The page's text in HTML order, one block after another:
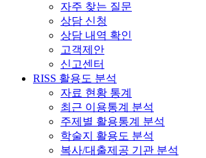
자주 찾는 질문
상담 신청
상담 내역 확인
고객제안
신고센터
RISS 활용도 분석
자료 현황 통계
최근 이용통계 분석
주제별 활용통계 분석
학술지 활용도 분석
복사/대출제공 기관 분석